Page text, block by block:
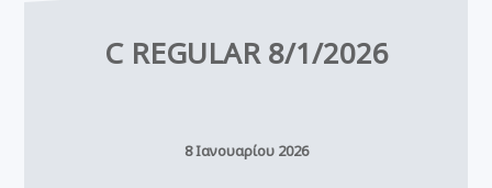
C REGULAR 8/1/2026
8 Ιανουαρίου 2026